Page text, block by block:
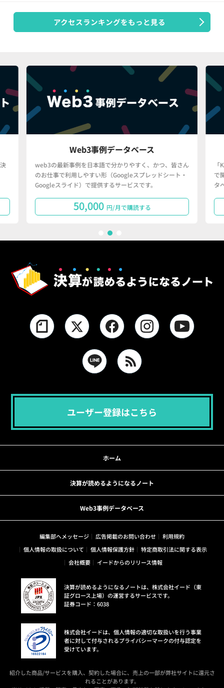
アクセスランキングをもっと見る
Web3事例データベース
web3の最新事例を日本語で分かりやすく、かつ、皆さん
のお仕事で利用しやすい形（Googleスプレッドシート・
Googleスライド）で提供するサービスです。
50,000 円/月で購読する
で
タ
ユーザー登録はこちら
ホーム
決算が読めるようになるノート
Web3事例データベース
編集部へメッセージ 広告掲載のお問い合わせ
利用規約
個人情報の取扱について
個人情報保護方針
特定商取引法に関する表示
会社概要
イードからのリリース情報
決算が読めるようになるノートは、株式会社イード（東
証グロース上場）の運営するサービスです。
証券コード：6038
株式会社イードは、個人情報の適切な取扱いを行う事業
者に対して付与されるプライバシーマークの付与認定を
受けています。
紹介した商品/サービスを購入、契約した場合に、売上の一部が弊社サイトに還元さ
れることがあります。